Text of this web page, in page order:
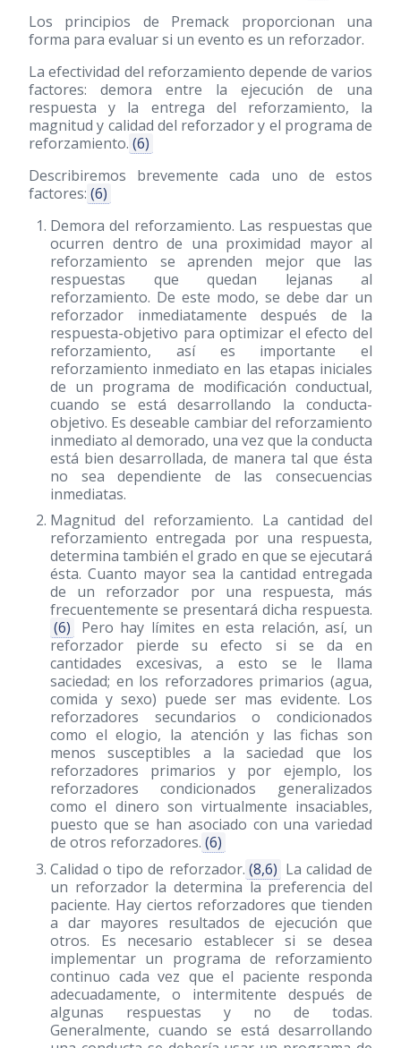
Los principios de Premack proporcionan una
forma para evaluar si un evento es un reforzador.
La efectividad del reforzamiento depende de varios
factores: demora entre la ejecución de una
respuesta y la entrega del reforzamiento, la
magnitud y calidad del reforzador y el programa de
reforzamiento. (6)
Describiremos brevemente cada uno de estos
factores: (6)
Demora del reforzamiento. Las respuestas que
ocurren dentro de una proximidad mayor al
reforzamiento se aprenden mejor que las
respuestas que quedan lejanas al
reforzamiento. De este modo, se debe dar un
reforzador inmediatamente después de la
respuesta-objetivo para optimizar el efecto del
reforzamiento, así es importante el
reforzamiento inmediato en las etapas iniciales
de un programa de modificación conductual,
cuando se está desarrollando la conducta-
objetivo. Es deseable cambiar del reforzamiento
inmediato al demorado, una vez que la conducta
está bien desarrollada, de manera tal que ésta
no sea dependiente de las consecuencias
inmediatas.
Magnitud del reforzamiento. La cantidad del
reforzamiento entregada por una respuesta,
determina también el grado en que se ejecutará
ésta. Cuanto mayor sea la cantidad entregada
de un reforzador por una respuesta, más
frecuentemente se presentará dicha respuesta.
(6)
Pero hay límites en esta relación, así, un
reforzador pierde su efecto si se da en
cantidades excesivas, a esto se le llama
saciedad; en los reforzadores primarios (agua,
comida y sexo) puede ser mas evidente. Los
reforzadores secundarios o condicionados
como el elogio, la atención y las fichas son
menos susceptibles a la saciedad que los
reforzadores primarios y por ejemplo, los
reforzadores condicionados generalizados
como el dinero son virtualmente insaciables,
puesto que se han asociado con una variedad
de otros reforzadores. (6)
Calidad o tipo de reforzador. (8,6) La calidad de
un reforzador la determina la preferencia del
paciente. Hay ciertos reforzadores que tienden
a dar mayores resultados de ejecución que
otros. Es necesario establecer si se desea
implementar un programa de reforzamiento
continuo cada vez que el paciente responda
adecuadamente, o intermitente después de
algunas respuestas y no de todas.
Generalmente, cuando se está desarrollando